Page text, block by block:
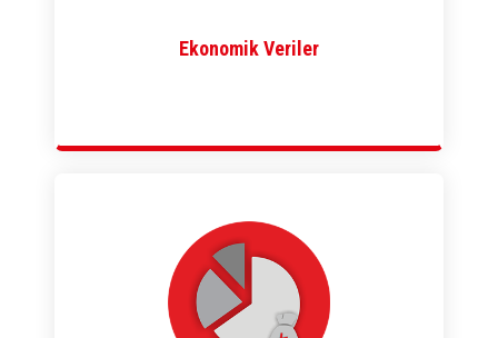
Ekonomik Veriler